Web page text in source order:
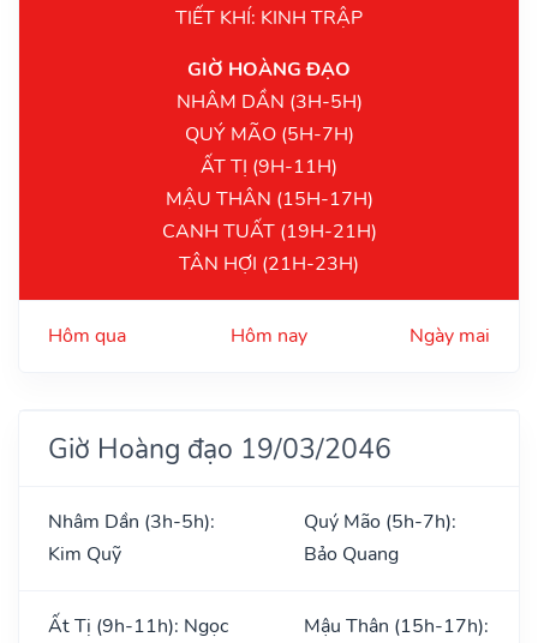
TIẾT KHÍ: KINH TRẬP
GIỜ HOÀNG ĐẠO
NHÂM DẦN (3H-5H)
QUÝ MÃO (5H-7H)
ẤT TỊ (9H-11H)
MẬU THÂN (15H-17H)
CANH TUẤT (19H-21H)
TÂN HỢI (21H-23H)
Hôm qua Hôm nay Ngày mai
Giờ Hoàng đạo 19/03/2046
Nhâm Dần (3h-5h):
Kim Quỹ
Quý Mão (5h-7h):
Bảo Quang
Ất Tị (9h-11h): Ngọc
Mậu Thân (15h-17h):